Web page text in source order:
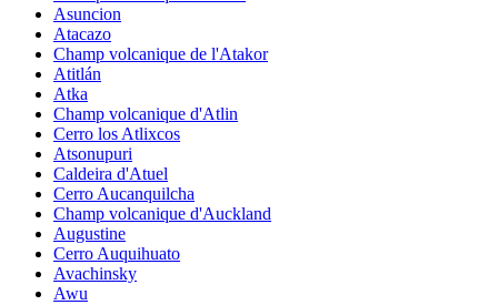
Asuncion
Atacazo
Champ volcanique de l'Atakor
Atitlán
Atka
Champ volcanique d'Atlin
Cerro los Atlixcos
Atsonupuri
Caldeira d'Atuel
Cerro Aucanquilcha
Champ volcanique d'Auckland
Augustine
Cerro Auquihuato
Avachinsky
Awu